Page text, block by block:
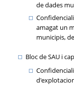
de dades
amagat un
municipis,
Bloc de SAU i